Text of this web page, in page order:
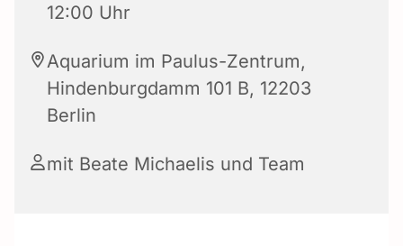
12:00 Uhr
Aquarium im Paulus-Zentrum,
Hindenburgdamm 101 B, 12203
Berlin
mit Beate Michaelis und Team